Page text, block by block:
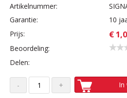
Artikelnummer:
Garantie:
10
Prijs:
€
Beoordeling:
Delen:
In